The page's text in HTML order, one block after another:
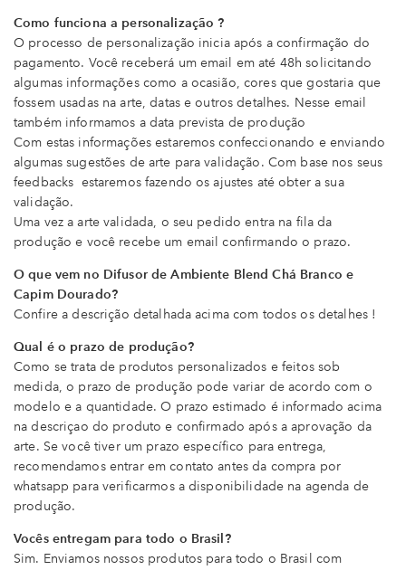
Como funciona a personalização ?
O processo de personalização inicia após a confirmação do
pagamento. Você receberá um email em até 48h solicitando
algumas informações como a ocasião, cores que gostaria que
fossem usadas na arte, datas e outros detalhes. Nesse email
também informamos a data prevista de produção
Com estas informações estaremos confeccionando e enviando
algumas sugestões de arte para validação. Com base nos seus
feedbacks estaremos fazendo os ajustes até obter a sua
validação.
Uma vez a arte validada, o seu pedido entra na fila da
produção e você recebe um email confirmando o prazo.
O que vem no Difusor de Ambiente Blend Chá Branco e
Capim Dourado?
Confire a descrição detalhada acima com todos os detalhes !
Qual é o prazo de produção?
Como se trata de produtos personalizados e feitos sob
medida, o prazo de produção pode variar de acordo com o
modelo e a quantidade. O prazo estimado é informado acima
na descriçao do produto e confirmado após a aprovação da
arte. Se você tiver um prazo específico para entrega,
recomendamos entrar em contato antes da compra por
whatsapp para verificarmos a disponibilidade na agenda de
produção.
Vocês entregam para todo o Brasil?
Sim. Enviamos nossos produtos para todo o Brasil com